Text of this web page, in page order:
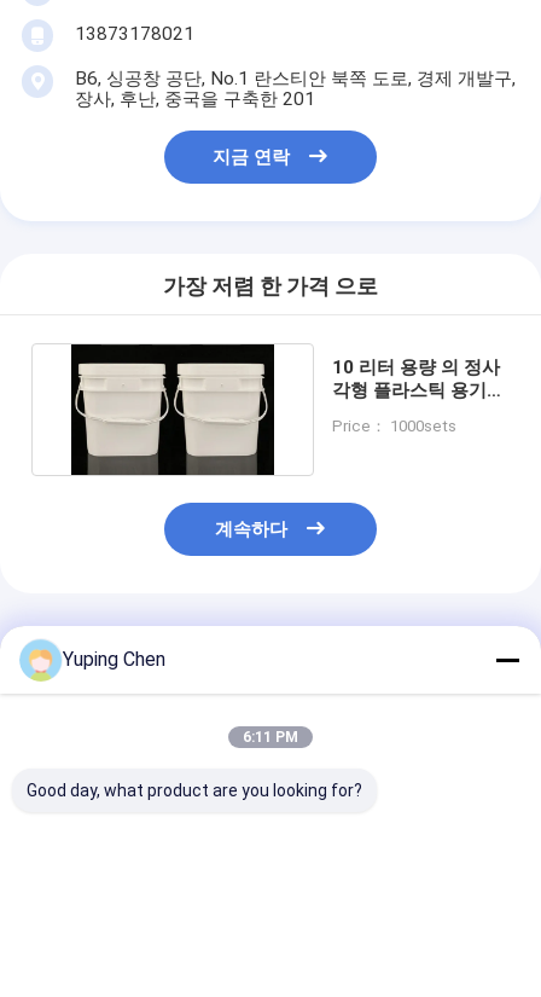
13873178021
B6, 싱공창 공단, No.1 란스티안 북쪽 도로, 경제 개발구,
장사, 후난, 중국을 구축한 201
지금 연락
가장 저렴 한 가격 으로
10 리터 용량 의 정사
각형 플라스틱 용기
Price： 1000sets
계속하다
추천된 제품
Yuping Chen
6:11 PM
Good day, what product are you looking for?